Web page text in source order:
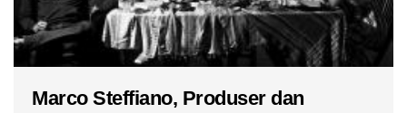
Marco Steffiano, Produser dan